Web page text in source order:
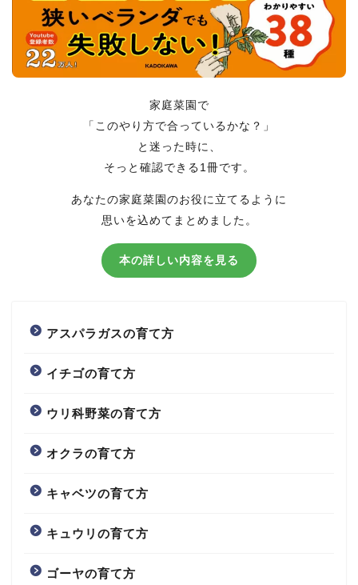
家庭菜園で
「このやり方で合っているかな？」
と迷った時に、
そっと確認できる1冊です。
あなたの家庭菜園のお役に立てるように
思いを込めてまとめました。
本の詳しい内容を見る
アスパラガスの育て方
イチゴの育て方
ウリ科野菜の育て方
オクラの育て方
キャベツの育て方
キュウリの育て方
ゴーヤの育て方